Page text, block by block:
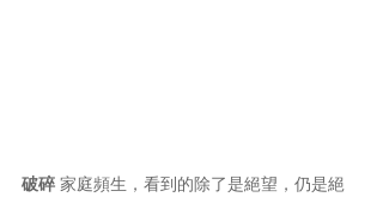
破碎 家庭頻生，看到的除了是絕望，仍是絕